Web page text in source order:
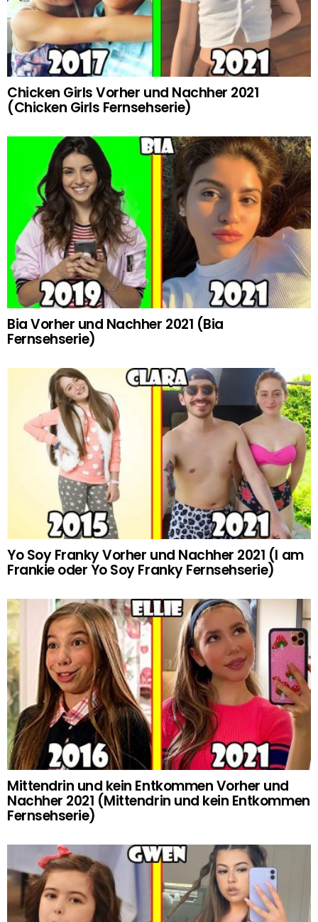
Chicken Girls Vorher und Nachher 2021
(Chicken Girls Fernsehserie)
Bia Vorher und Nachher 2021 (Bia
Fernsehserie)
Yo Soy Franky Vorher und Nachher 2021 (I am
Frankie oder Yo Soy Franky Fernsehserie)
Mittendrin und kein Entkommen Vorher und
Nachher 2021 (Mittendrin und kein Entkommen
Fernsehserie)